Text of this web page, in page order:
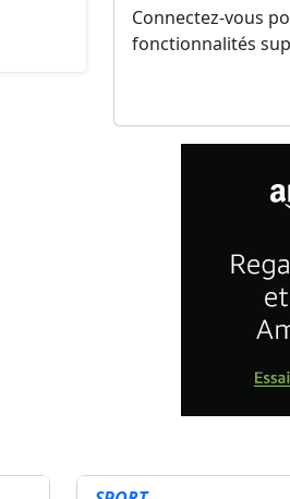
Connectez-vous
fonctionnalités